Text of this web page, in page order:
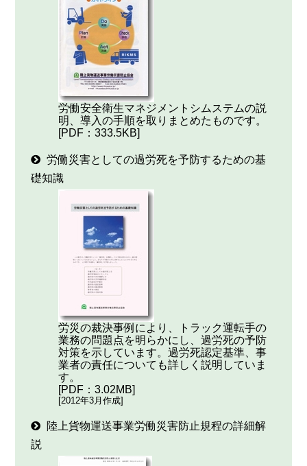
労働安全衛生マネジメントシムステムの説
明、導入の手順を取りまとめたものです。
[PDF：333.5KB]
労働災害としての過労死を予防するための基
礎知識
労災の裁決事例により、トラック運転手の
業務の問題点を明らかにし、過労死の予防
対策を示しています。過労死認定基準、事
業者の責任についても詳しく説明していま
す。
[PDF：3.02MB]
[2012年3月作成]
陸上貨物運送事業労働災害防止規程の詳細解
説